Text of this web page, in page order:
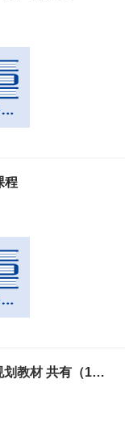
程
划教材 共有（1） 门课程